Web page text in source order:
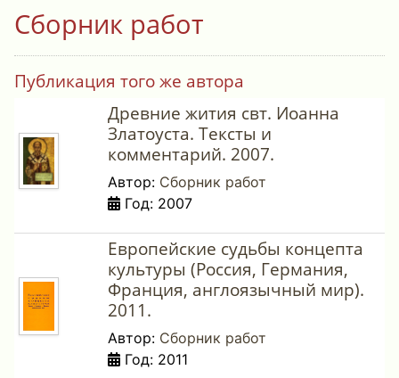
Сборник работ
Публикация того же автора
Древние жития свт. Иоанна
Златоуста. Тексты и
комментарий. 2007.
Автор: Сборник работ
Год: 2007
Европейские судьбы концепта
культуры (Россия, Германия,
Франция, англоязычный мир).
2011.
Автор: Сборник работ
Год: 2011